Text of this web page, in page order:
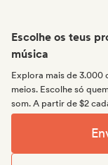
Escolhe os teus
música
Explora mais de 3.000
meios. Escolhe só
som. A partir de $2